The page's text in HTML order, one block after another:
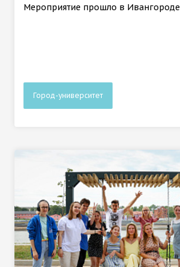
Мероприятие прошло в Ивангороде
Город-университет